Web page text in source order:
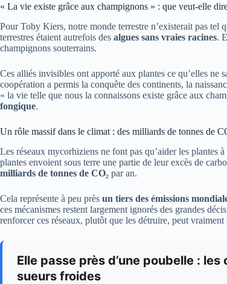
« La vie existe grâce aux champignons » : que veut-elle
Pour Toby Kiers, notre monde terrestre n’existerait pas tel
terrestres étaient autrefois des algues sans vraies racines.
champignons souterrains.
Ces alliés invisibles ont apporté aux plantes ce qu’elles ne
coopération a permis la conquête des continents, la
« la vie telle que nous la connaissons existe grâce aux
fongique.
Un rôle massif dans le climat : des milliards de tonnes de
Les réseaux mycorhiziens ne font pas qu’aider les plantes
plantes envoient sous terre une partie de leur excès de
milliards de tonnes de CO₂ par an.
Cela représente à peu près un tiers des émissions
ces mécanismes restent largement ignorés des grandes
renforcer ces réseaux, plutôt que les détruire, peut
Elle passe près d’une poubelle :
sueurs froides